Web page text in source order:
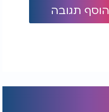
הוסף תגובה